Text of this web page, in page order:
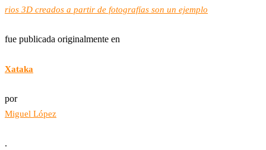
rios 3D creados a partir de fotografías son un ejemplo
fue publicada originalmente en
Xataka
por
Miguel López
.